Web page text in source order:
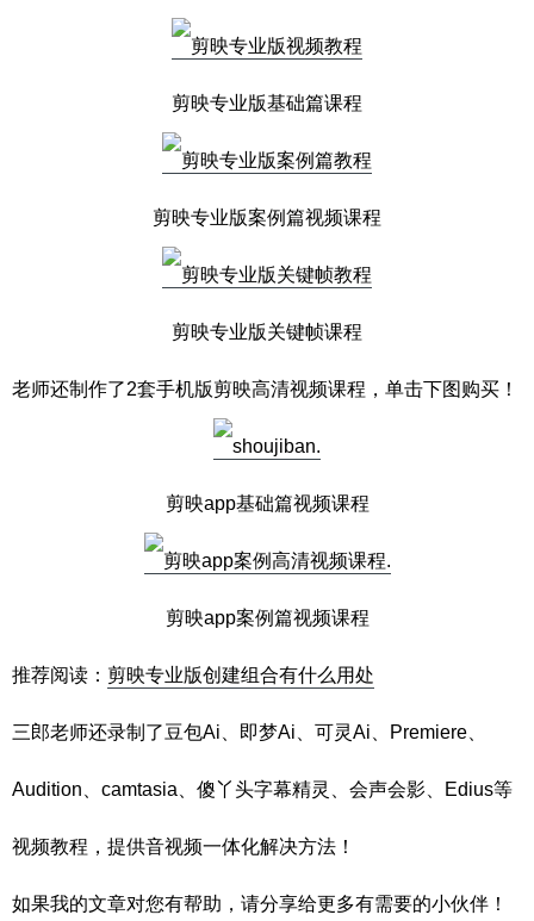
剪映专业版基础篇课程
剪映专业版案例篇视频课程
剪映专业版关键帧课程
老师还制作了2套手机版剪映高清视频课程，单击下图购买！
剪映app基础篇视频课程
剪映app案例篇视频课程
推荐阅读： 剪映专业版创建组合有什么用处
三郎老师还录制了豆包Ai、即梦Ai、可灵Ai、Premiere、
Audition、camtasia、傻丫头字幕精灵、会声会影、Edius等
视频教程，提供音视频一体化解决方法！
如果我的文章对您有帮助，请分享给更多有需要的小伙伴！